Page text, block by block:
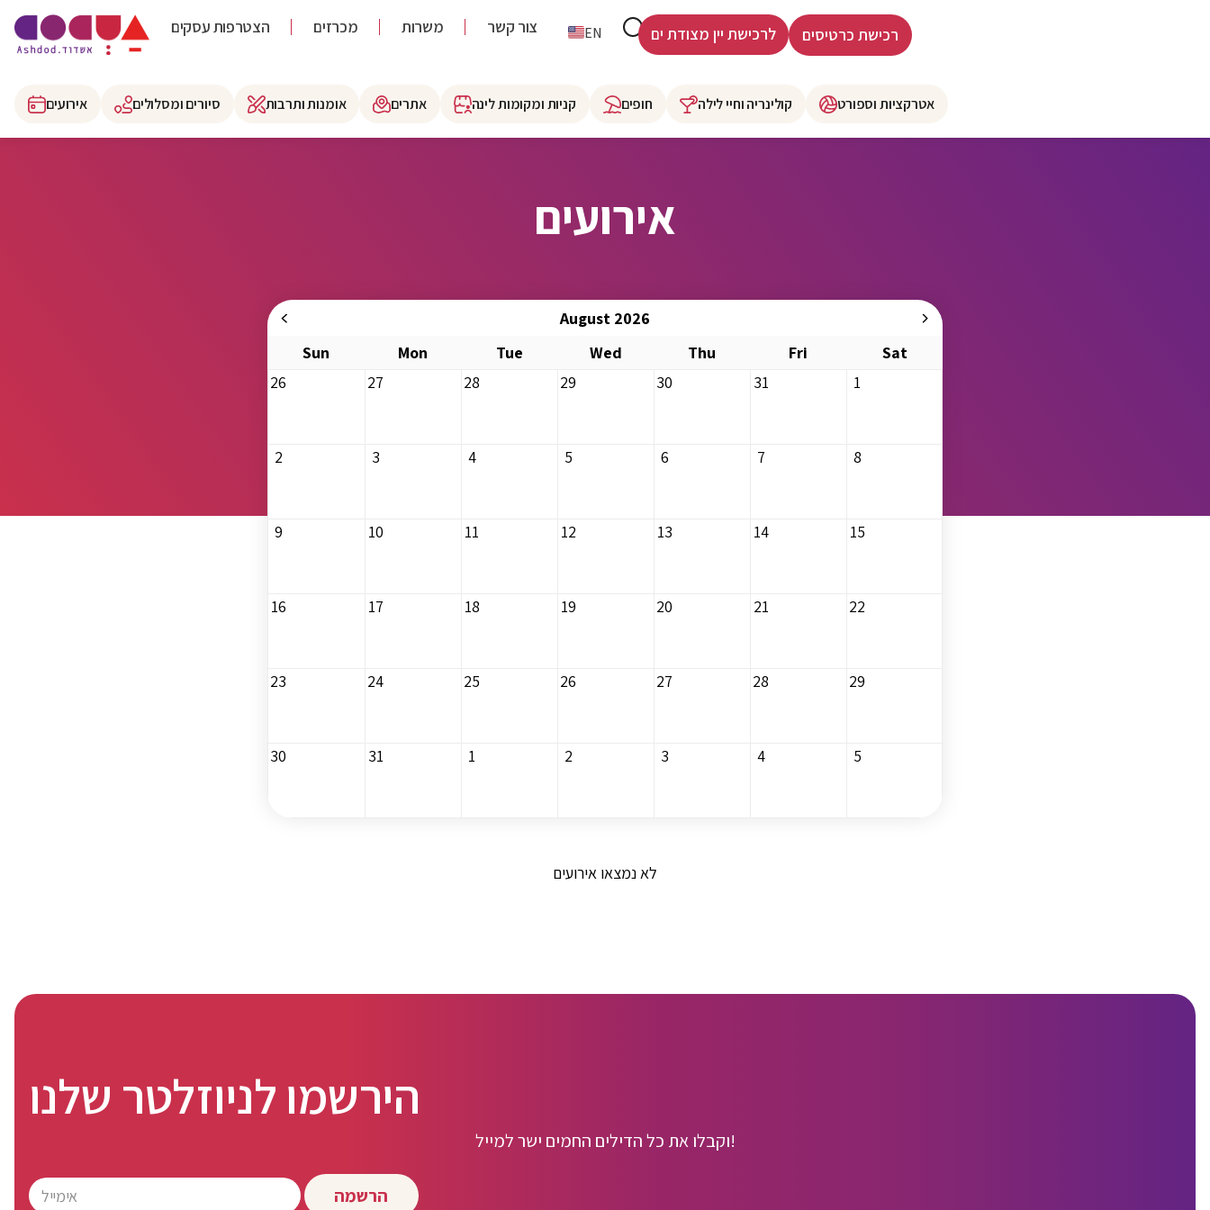
הצטרפות עסקים מכרזים משרות צור קשר EN
HE
לרכישת יין מצודת ים רכישת כרטיסים
אירועים סיורים ומסלולים אומנות ותרבות אתרים קניות ומקומות לינה חופים קולינריה וחיי לילה אטרקציות וספורט
אירועים
August 2026
Sun
Mon Tue Wed Thu Fri
Sat
26
27 28 29 30 31 1
2 3 4 5 6 7 8
9 10 11 12 13 14 15
16 17 18 19 20 21 22
23 24 25 26 27 28 29
30 31 1 2 3 4 5
לא נמצאו אירועים
הירשמו לניוזלטר שלנו
וקבלו את כל הדילים החמים ישר למייל!
הרשמה